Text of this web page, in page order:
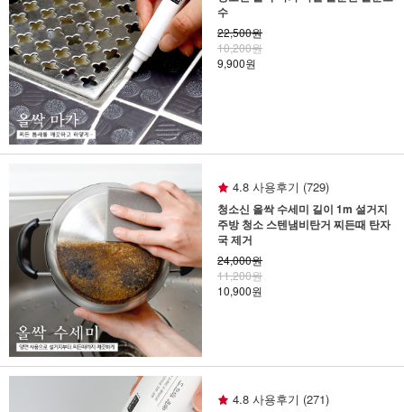
수
22,500원
10,200원
9,900원
4.8 사용후기 (729)
청소신 올싹 수세미 길이 1m 설거지
주방 청소 스텐냄비탄거 찌든때 탄자
국 제거
24,000원
11,200원
10,900원
4.8 사용후기 (271)